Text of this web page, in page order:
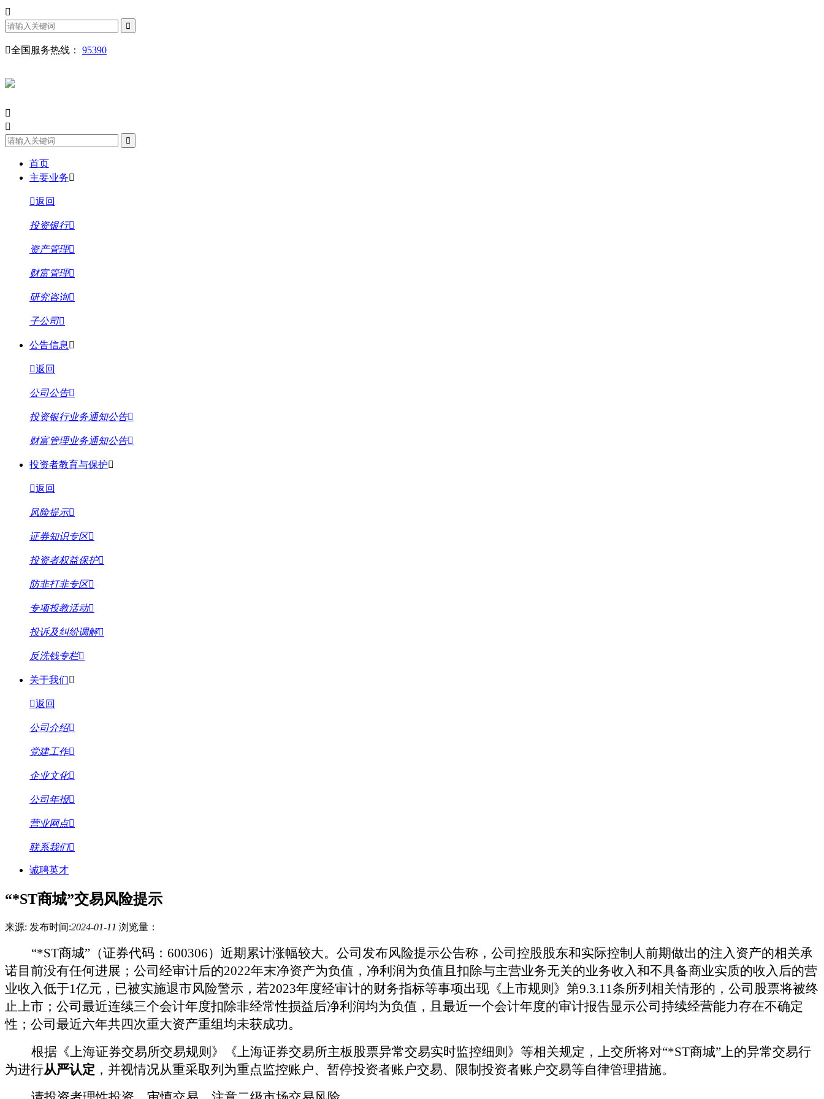
全国服务热线： 95390
首页
主要业务
返回
投资银行
资产管理
财富管理
研究咨询
子公司
公告信息
返回
公司公告
投资银行业务通知公告
财富管理业务通知公告
投资者教育与保护
返回
风险提示
证券知识专区
投资者权益保护
防非打非专区
专项投教活动
投诉及纠纷调解
反洗钱专栏
关于我们
返回
公司介绍
党建工作
企业文化
公司年报
营业网点
联系我们
诚聘英才
“*ST商城”交易风险提示
来源: 发布时间:2024-01-11 浏览量：
“*ST商城”（证券代码： 600306）近期累计涨幅较大。公司发布风险提示公告称，公司控股股东和实际控制人前期做出的注入资产的相关承
诺目前没有任何进展；公司经审计后的2022年末净资产为负值，净利润为负值且扣除与主营业务无关的业务收入和不具备商业实质的收入后的营
业收入低于1亿元，已被实施退市风险警示，若2023年度经审计的财务指标等事项出现《上市规则》第9.3.11条所列相关情形的，公司股票将被终
止上市；公司最近连续三个会计年度扣除非经常性损益后净利润均为负值，且最近一个会计年度的审计报告显示公司持续经营能力存在不确定
性；公司最近六年共四次重大资产重组均未获成功。
根据《上海证券交易所交易规则》《上海证券交易所主板股票异常交易实时监控细则》等相关规定，上交所将对“*ST商城”上的异常交易行
为进行从严认定 ，并视情况从重采取列为重点监控账户、暂停投资者账户交易、限制投资者账户交易等自律管理措施。